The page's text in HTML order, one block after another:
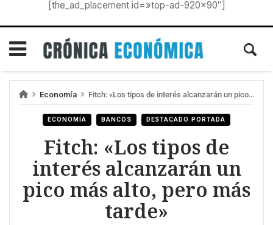
[the_ad_placement id=»top-ad-920×90″]
Economía Fitch: «Los tipos de interés alcanzarán un pico más alto, pero más tarde»
ECONOMÍA BANCOS DESTACADO PORTADA
Fitch: «Los tipos de
interés alcanzarán un
pico más alto, pero más
tarde»